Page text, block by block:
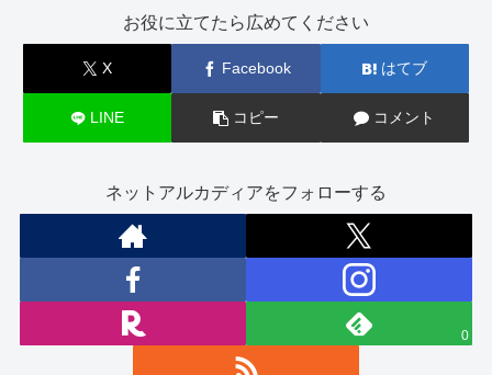
お役に立てたら広めてください
X Facebook はてブ
LINE コピー コメント
ネットアルカディアをフォローする
0